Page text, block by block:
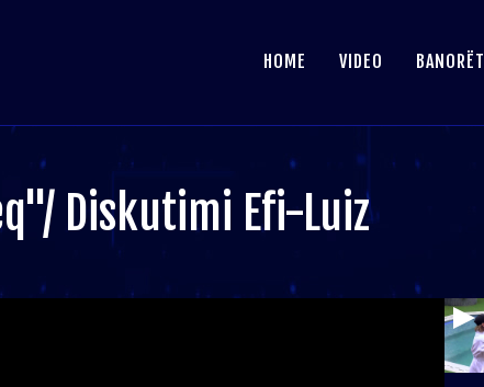
HOME VIDEO BANORËT
Diskutimi Efi-Luiz